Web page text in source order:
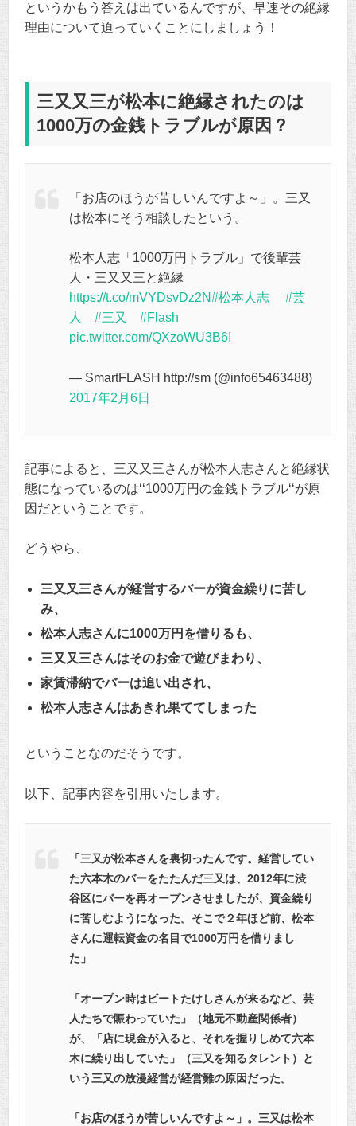
というかもう答えは出ているんですが、早速その絶縁
理由について迫っていくことにしましょう！
三又又三が松本に絶縁されたのは
1000万の金銭トラブルが原因？
「お店のほうが苦しいんですよ～」。三又
は松本にそう相談したという。
松本人志「1000万円トラブル」で後輩芸
人・三又又三と絶縁
https://t.co/mVYDsvDz2N#松本人志
#芸
人
#三又
#Flash
pic.twitter.com/QXzoWU3B6I
— SmartFLASH http://sm (@info65463488)
2017年2月6日
記事によると、三又又三さんが松本人志さんと絶縁状
態になっているのは‘‘1000万円の金銭トラブル‘‘が原
因だということです。
どうやら、
三又又三さんが経営するバーが資金繰りに苦し
み、
松本人志さんに1000万円を借りるも、
三又又三さんはそのお金で遊びまわり、
家賃滞納でバーは追い出され、
松本人志さんはあきれ果ててしまった
ということなのだそうです。
以下、記事内容を引用いたします。
「三又が松本さんを裏切ったんです。経営してい
た六本木のバーをたたんだ三又は、2012年に渋
谷区にバーを再オープンさせましたが、資金繰り
に苦しむようになった。そこで２年ほど前、松本
さんに運転資金の名目で1000万円を借りまし
た」
「オープン時はビートたけしさんが来るなど、芸
人たちで賑わっていた」（地元不動産関係者）
が、「店に現金が入ると、それを握りしめて六本
木に繰り出していた」（三又を知るタレント）と
いう三又の放漫経営が経営難の原因だった。
「お店のほうが苦しいんですよ～」。三又は松本